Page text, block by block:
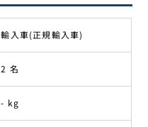
輸入車(正規輸入車)
2 名
- kg